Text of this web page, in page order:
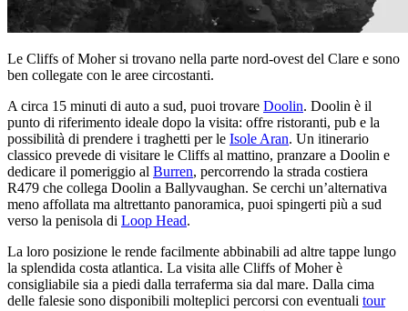
Le Cliffs of Moher si trovano nella parte nord-ovest del Clare e sono
ben collegate con le aree circostanti.
A circa 15 minuti di auto a sud, puoi trovare Doolin. Doolin è il
punto di riferimento ideale dopo la visita: offre ristoranti, pub e la
possibilità di prendere i traghetti per le Isole Aran. Un itinerario
classico prevede di visitare le Cliffs al mattino, pranzare a Doolin e
dedicare il pomeriggio al Burren, percorrendo la strada costiera
R479 che collega Doolin a Ballyvaughan. Se cerchi un’alternativa
meno affollata ma altrettanto panoramica, puoi spingerti più a sud
verso la penisola di Loop Head.
La loro posizione le rende facilmente abbinabili ad altre tappe lungo
la splendida costa atlantica. La visita alle Cliffs of Moher è
consigliabile sia a piedi dalla terraferma sia dal mare. Dalla cima
delle falesie sono disponibili molteplici percorsi con eventuali tour